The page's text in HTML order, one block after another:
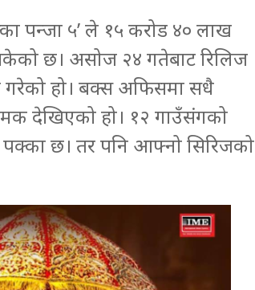
पन्जा ५’ ले १५ करोड ४० लाख
छ। असोज २४ गतेबाट रिलिज
गरेको हो। बक्स अफिसमा सधै
देखिएको हो। १२ गाउँसंगको
छ। तर पनि आफ्नो सिरिजको